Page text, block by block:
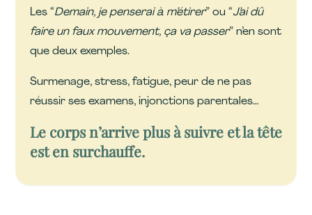
Les “Demain, je penserai à m’étirer” ou “J’ai dû
faire un faux mouvement, ça va passer” n’en sont
que deux exemples.
Surmenage, stress, fatigue, peur de ne pas
réussir ses examens, injonctions parentales…
Le corps n’arrive plus à suivre et la tête
est en surchauffe.